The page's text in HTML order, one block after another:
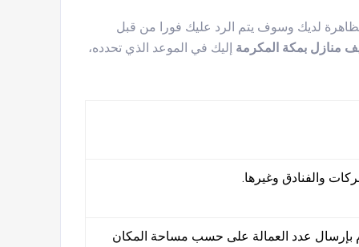
لديك وسوف يتم الرد عليك فورا من قبل
منازل بمكة المكرمة إليك في الموعد الذي تحدده،
والفنادق وغيرها.
بإرسال عدد العمالة على حسب مساحة المكان